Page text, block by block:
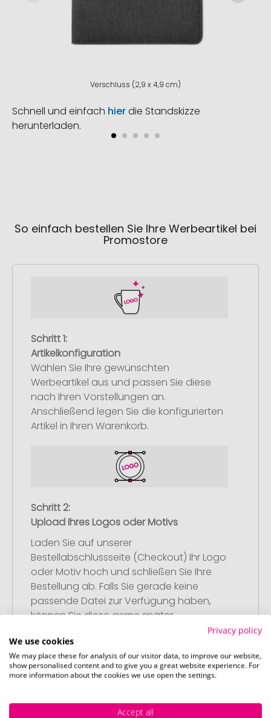
Verschluss (2,9 x 4,9 cm)
Schnell und einfach hierdie Standskizze
herunterladen.
So einfach bestellen Sie Ihre Werbeartikel bei
Promostore
Schritt 1:
Artikelkonfiguration
Wählen Sie Ihre gewünschten
Werbeartikel aus und passen Sie diese
nach Ihren Vorstellungen an.
Anschließend legen Sie die konfigurierten
Artikel in Ihren Warenkorb.
Schritt 2:
Upload Ihres Logos oder Motivs
Laden Sie auf unserer
Bestellabschlussseite (Checkout) Ihr Logo
oder Motiv hoch und schließen Sie Ihre
Bestellung ab. Falls Sie gerade keine
passende Datei zur Verfügung haben,
können Sie diese gerne später
Privacy policy
We use cookies
We may place these for analysis of our visitor data, to improve our website,
show personalised content and to give you a great website experience. For
more information about the cookies we use open the settings.
Accept all